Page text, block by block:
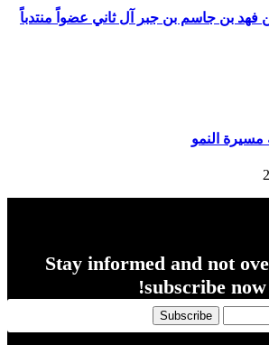
فهد بن جاسم بن جبر آل ثاني عضواً منتدباً
Stay informed and not
subscribe now!
Subscribe